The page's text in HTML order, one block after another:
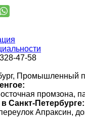
47-58
Промышленный
промзона,
Санкт-Петербурге:
Апраксин,